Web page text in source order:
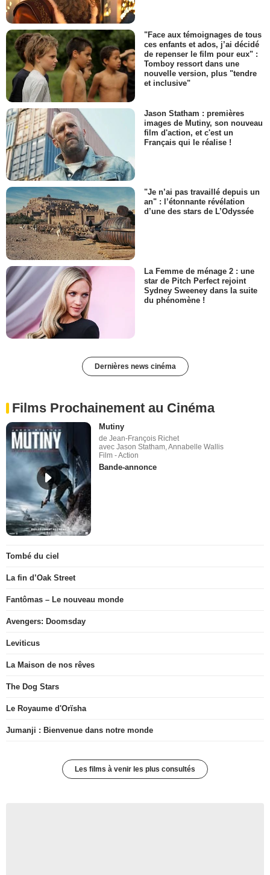
"Face aux témoignages de tous
ces enfants et ados, j’ai décidé
de repenser le film pour eux" :
Tomboy ressort dans une
nouvelle version, plus "tendre
et inclusive"
Jason Statham : premières
images de Mutiny, son nouveau
film d'action, et c'est un
Français qui le réalise !
"Je n’ai pas travaillé depuis un
an" : l’étonnante révélation
d’une des stars de L’Odyssée
La Femme de ménage 2 : une
star de Pitch Perfect rejoint
Sydney Sweeney dans la suite
du phénomène !
Dernières news cinéma
Films Prochainement au Cinéma
Mutiny
de Jean-François Richet
avec Jason Statham, Annabelle Wallis
Film - Action
Bande-annonce
Tombé du ciel
La fin d’Oak Street
Fantômas – Le nouveau monde
Avengers: Doomsday
Leviticus
La Maison de nos rêves
The Dog Stars
Le Royaume d'Orïsha
Jumanji : Bienvenue dans notre monde
Les films à venir les plus consultés